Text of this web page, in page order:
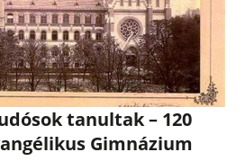
tanultak – 120
Gimnázium